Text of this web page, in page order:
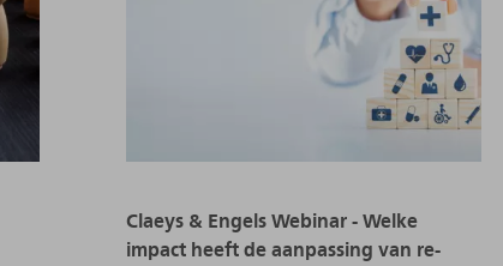
Claeys & Engels Webinar - Welke
impact heeft de aanpassing van re-